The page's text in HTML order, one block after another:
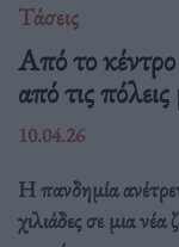
Τάσεις
Από το
από τις
10.04.26
Η πανδημία
χιλιάδες σε μια